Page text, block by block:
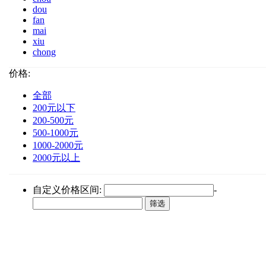
dou
fan
mai
xiu
chong
价格:
全部
200元以下
200-500元
500-1000元
1000-2000元
2000元以上
自定义价格区间: -